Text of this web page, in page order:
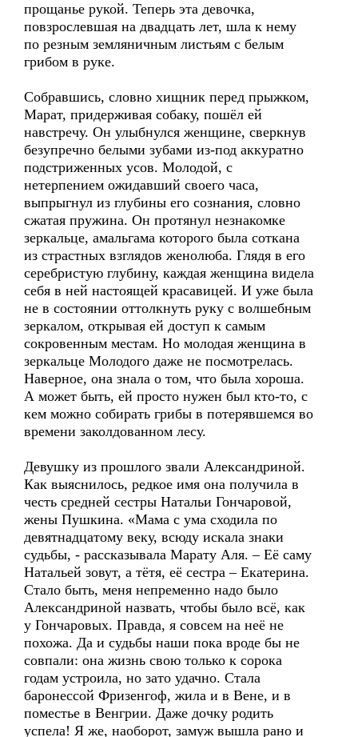
прощанье рукой. Теперь эта девочка,
повзрослевшая на двадцать лет, шла к нему
по резным земляничным листьям с белым
грибом в руке.
Собравшись, словно хищник перед прыжком,
Марат, придерживая собаку, пошёл ей
навстречу. Он улыбнулся женщине, сверкнув
безупречно белыми зубами из-под аккуратно
подстриженных усов. Молодой, с
нетерпением ожидавший своего часа,
выпрыгнул из глубины его сознания, словно
сжатая пружина. Он протянул незнакомке
зеркальце, амальгама которого была соткана
из страстных взглядов женолюба. Глядя в его
серебристую глубину, каждая женщина видела
себя в ней настоящей красавицей. И уже была
не в состоянии оттолкнуть руку с волшебным
зеркалом, открывая ей доступ к самым
сокровенным местам. Но молодая женщина в
зеркальце Молодого даже не посмотрелась.
Наверное, она знала о том, что была хороша.
А может быть, ей просто нужен был кто-то, с
кем можно собирать грибы в потерявшемся во
времени заколдованном лесу.
Девушку из прошлого звали Александриной.
Как выяснилось, редкое имя она получила в
честь средней сестры Натальи Гончаровой,
жены Пушкина. «Мама с ума сходила по
девятнадцатому веку, всюду искала знаки
судьбы, - рассказывала Марату Аля. – Её саму
Натальей зовут, а тётя, её сестра – Екатерина.
Стало быть, меня непременно надо было
Александриной назвать, чтобы было всё, как
у Гончаровых. Правда, я совсем на неё не
похожа. Да и судьбы наши пока вроде бы не
совпали: она жизнь свою только к сорока
годам устроила, но зато удачно. Стала
баронессой Фризенгоф, жила и в Вене, и в
поместье в Венгрии. Даже дочку родить
успела! Я же, наоборот, замуж вышла рано и